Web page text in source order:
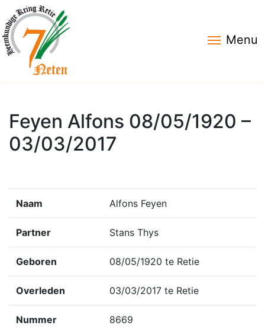
Menu
Feyen Alfons 08/05/1920 –
03/03/2017
Naam Alfons Feyen
Partner Stans Thys
Geboren 08/05/1920 te Retie
Overleden 03/03/2017 te Retie
Nummer 8669